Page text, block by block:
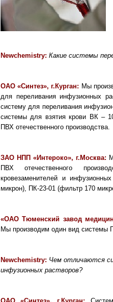
Newchemistry: Какие системы
ОАО «Синтез», г.Курган: Мы
для переливания инфузионных
систему для переливания
системы для взятия крови ВК –
ПВХ отечественного производства.
ЗАО НПП «Интероко», г.Москва:
ПВХ отечественного
кровезаменителей и
микрон), ПК-23-01 (фильтр 170
«ОАО Тюменский завод
Мы производим один вид системы
Newchemistry: Чем отличаются
инфузионных растворов?